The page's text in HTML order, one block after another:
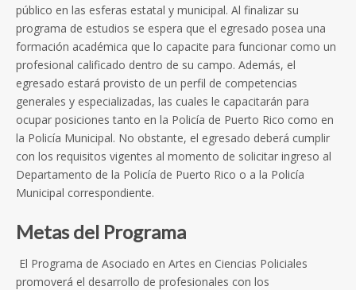
público en las esferas estatal y municipal. Al finalizar su
programa de estudios se espera que el egresado posea una
formación académica que lo capacite para funcionar como un
profesional calificado dentro de su campo. Además, el
egresado estará provisto de un perfil de competencias
generales y especializadas, las cuales le capacitarán para
ocupar posiciones tanto en la Policía de Puerto Rico como en
la Policía Municipal. No obstante, el egresado deberá cumplir
con los requisitos vigentes al momento de solicitar ingreso al
Departamento de la Policía de Puerto Rico o a la Policía
Municipal correspondiente.
Metas del Programa
El Programa de Asociado en Artes en Ciencias Policiales
promoverá el desarrollo de profesionales con los